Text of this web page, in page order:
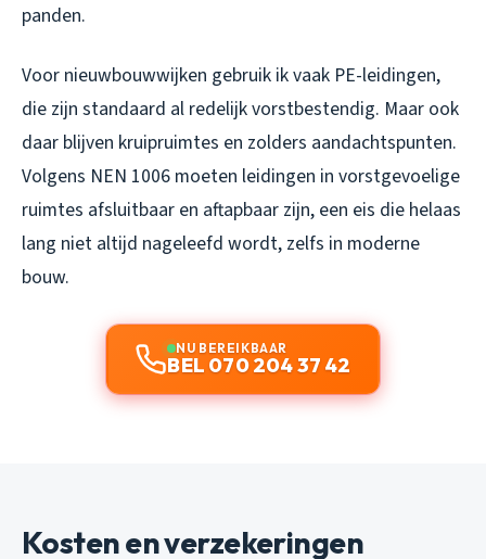
panden.
Voor nieuwbouwwijken gebruik ik vaak PE-leidingen,
die zijn standaard al redelijk vorstbestendig. Maar ook
daar blijven kruipruimtes en zolders aandachtspunten.
Volgens NEN 1006 moeten leidingen in vorstgevoelige
ruimtes afsluitbaar en aftapbaar zijn, een eis die helaas
lang niet altijd nageleefd wordt, zelfs in moderne
bouw.
NU BEREIKBAAR
BEL 070 204 37 42
Kosten en verzekeringen